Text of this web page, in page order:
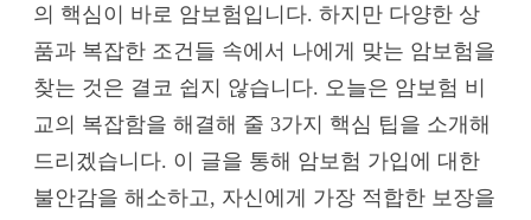
의 핵심이 바로 암보험입니다. 하지만 다양한 상
품과 복잡한 조건들 속에서 나에게 맞는 암보험을
찾는 것은 결코 쉽지 않습니다. 오늘은 암보험 비
교의 복잡함을 해결해 줄 3가지 핵심 팁을 소개해
드리겠습니다. 이 글을 통해 암보험 가입에 대한
불안감을 해소하고, 자신에게 가장 적합한 보장을